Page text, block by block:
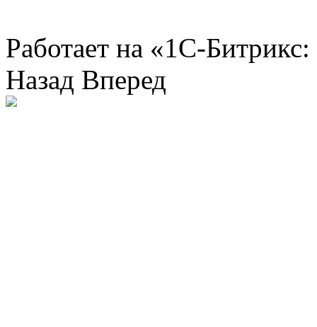
Работает на «1С-
Назад Вперед